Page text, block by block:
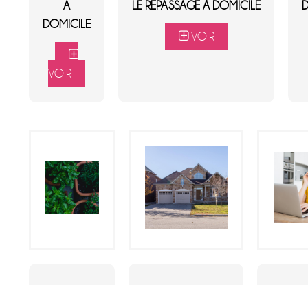
A
DOMICILE
VOIR
LE REPASSAGE À DOMICILE
VOIR